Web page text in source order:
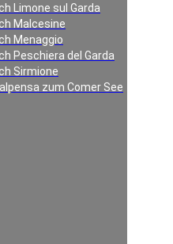
Limone sul Garda
Malcesine
Menaggio
Peschiera del Garda
Sirmione
zum Comer See